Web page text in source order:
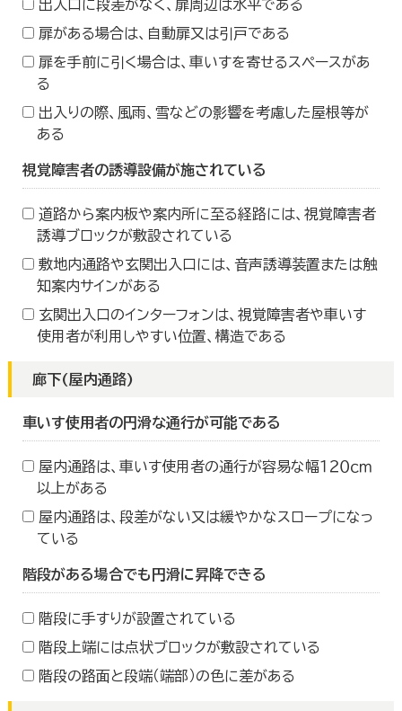
出入口に段差がなく、扉周辺は水平である
扉がある場合は、自動扉又は引戸である
扉を手前に引く場合は、車いすを寄せるスペースがあ
る
出入りの際、風雨、雪などの影響を考慮した屋根等が
ある
視覚障害者の誘導設備が施されている
道路から案内板や案内所に至る経路には、視覚障害者
誘導ブロックが敷設されている
敷地内通路や玄関出入口には、音声誘導装置または触
知案内サインがある
玄関出入口のインターフォンは、視覚障害者や車いす
使用者が利用しやすい位置、構造である
廊下(屋内通路)
車いす使用者の円滑な通行が可能である
屋内通路は、車いす使用者の通行が容易な幅１２０ｃｍ
以上がある
屋内通路は、段差がない又は緩やかなスロープになっ
ている
階段がある場合でも円滑に昇降できる
階段に手すりが設置されている
階段上端には点状ブロックが敷設されている
階段の路面と段端（端部）の色に差がある